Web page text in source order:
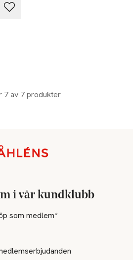
7 av 7 produkter
i vår kundklubb
som medlem*